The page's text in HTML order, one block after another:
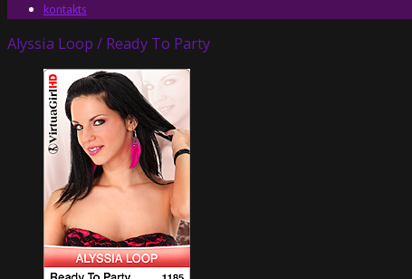
kontakts
Alyssia Loop / Ready To Party